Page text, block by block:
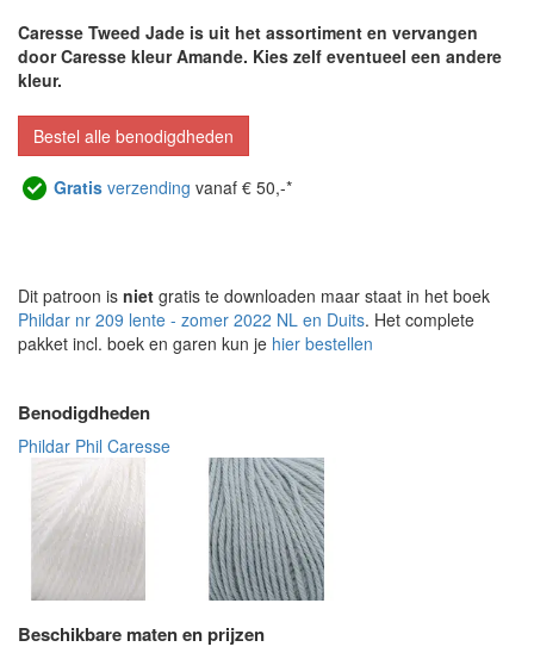
Caresse Tweed Jade is uit het assortiment en vervangen
door Caresse kleur Amande. Kies zelf eventueel een andere
kleur.
Bestel alle benodigdheden
Gratis verzending vanaf € 50,-*
Dit patroon is niet gratis te downloaden maar staat in het boek
Phildar nr 209 lente - zomer 2022 NL en Duits. Het complete
pakket incl. boek en garen kun je hier bestellen
Benodigdheden
Phildar Phil Caresse
Beschikbare maten en prijzen